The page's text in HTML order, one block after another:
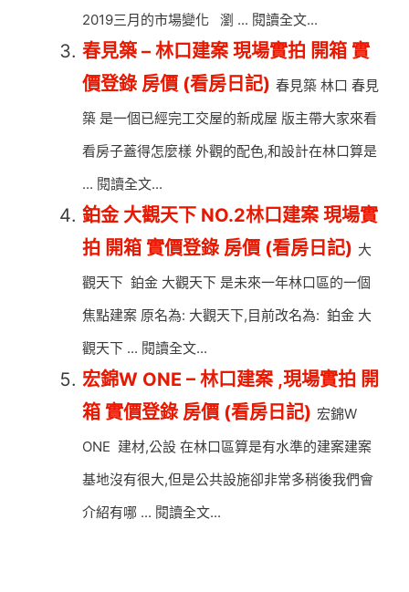
2019三月的市場變化 瀏 ... 閱讀全文...
春見築 – 林口建案 現場實拍 開箱 實
價登錄 房價 (看房日記) 春見築 林口 春見
築 是一個已經完工交屋的新成屋 版主帶大家來看
看房子蓋得怎麼樣 外觀的配色,和設計在林口算是
... 閱讀全文...
鉑金 大觀天下 NO.2林口建案 現場實
拍 開箱 實價登錄 房價 (看房日記) 大
觀天下 鉑金 大觀天下 是未來一年林口區的一個
焦點建案 原名為: 大觀天下,目前改名為: 鉑金 大
觀天下 ... 閱讀全文...
宏錦W ONE – 林口建案 ,現場實拍 開
箱 實價登錄 房價 (看房日記) 宏錦W
ONE 建材,公設 在林口區算是有水準的建案建案
基地沒有很大,但是公共設施卻非常多稍後我們會
介紹有哪 ... 閱讀全文...